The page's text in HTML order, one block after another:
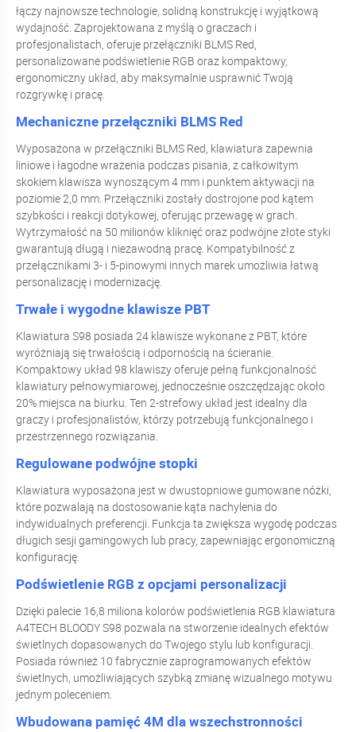
łączy najnowsze technologie, solidną konstrukcję i wyjątkową
wydajność. Zaprojektowana z myślą o graczach i
profesjonalistach, oferuje przełączniki BLMS Red,
personalizowane podświetlenie RGB oraz kompaktowy,
ergonomiczny układ, aby maksymalnie usprawnić Twoją
rozgrywkę i pracę.
Mechaniczne przełączniki BLMS Red
Wyposażona w przełączniki BLMS Red, klawiatura zapewnia
liniowe i łagodne wrażenia podczas pisania, z całkowitym
skokiem klawisza wynoszącym 4 mm i punktem aktywacji na
poziomie 2,0 mm. Przełączniki zostały dostrojone pod kątem
szybkości i reakcji dotykowej, oferując przewagę w grach.
Wytrzymałość na 50 milionów kliknięć oraz podwójne złote styki
gwarantują długą i niezawodną pracę. Kompatybilność z
przełącznikami 3- i 5-pinowymi innych marek umożliwia łatwą
personalizację i modernizację.
Trwałe i wygodne klawisze PBT
Klawiatura S98 posiada 24 klawisze wykonane z PBT, które
wyróżniają się trwałością i odpornością na ścieranie.
Kompaktowy układ 98 klawiszy oferuje pełną funkcjonalność
klawiatury pełnowymiarowej, jednocześnie oszczędzając około
20% miejsca na biurku. Ten 2-strefowy układ jest idealny dla
graczy i profesjonalistów, którzy potrzebują funkcjonalnego i
przestrzennego rozwiązania.
Regulowane podwójne stopki
Klawiatura wyposażona jest w dwustopniowe gumowane nóżki,
które pozwalają na dostosowanie kąta nachylenia do
indywidualnych preferencji. Funkcja ta zwiększa wygodę podczas
długich sesji gamingowych lub pracy, zapewniając ergonomiczną
konfigurację.
Podświetlenie RGB z opcjami personalizacji
Dzięki palecie 16,8 miliona kolorów podświetlenia RGB klawiatura
A4TECH BLOODY S98 pozwala na stworzenie idealnych efektów
świetlnych dopasowanych do Twojego stylu lub konfiguracji.
Posiada również 10 fabrycznie zaprogramowanych efektów
świetlnych, umożliwiających szybką zmianę wizualnego motywu
jednym poleceniem.
Wbudowana pamięć 4M dla wszechstronności